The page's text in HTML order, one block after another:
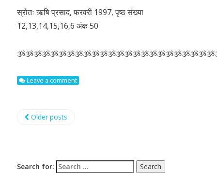
स्रोतः ऋषि प्रसाद, फरवरी 1997, पृष्ठ संख्या
12,13,14,15,16,6 अंक 50
Leave a comment
Older posts
Search for: